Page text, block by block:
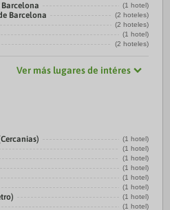
(1 hotel)
Barcelona (2 hoteles)
(2 hoteles)
(1 hotel)
(2 hoteles)
Ver más lugares de intéres
(1 hotel)
(1 hotel)
(1 hotel)
(1 hotel)
(1 hotel)
(1 hotel)
(1 hotel)
(1 hotel)